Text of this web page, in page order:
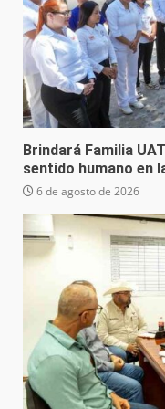
Brindará Familia
sentido humano en
6 de agosto de 2026